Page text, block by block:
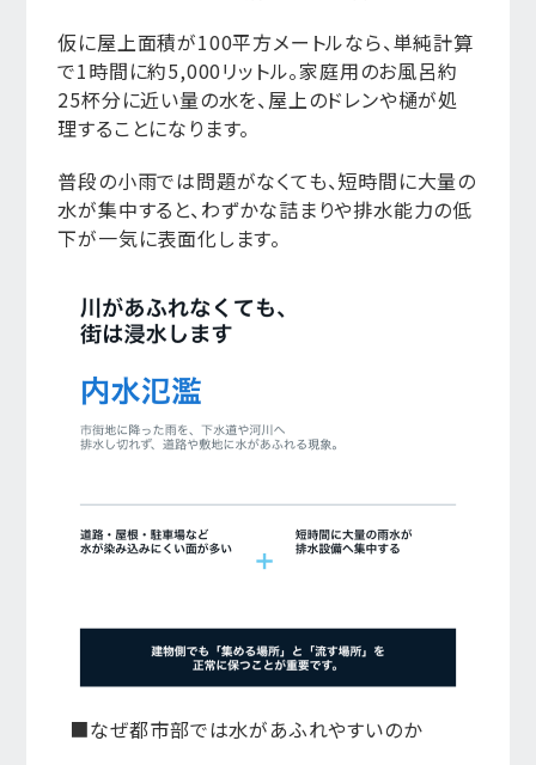
仮に屋上面積が100平方メートルなら、単純計算
で1時間に約5,000リットル。家庭用のお風呂約
25杯分に近い量の水を、屋上のドレンや樋が処
理することになります。
普段の小雨では問題がなくても、短時間に大量の
水が集中すると、わずかな詰まりや排水能力の低
下が一気に表面化します。
■なぜ都市部では水があふれやすいのか